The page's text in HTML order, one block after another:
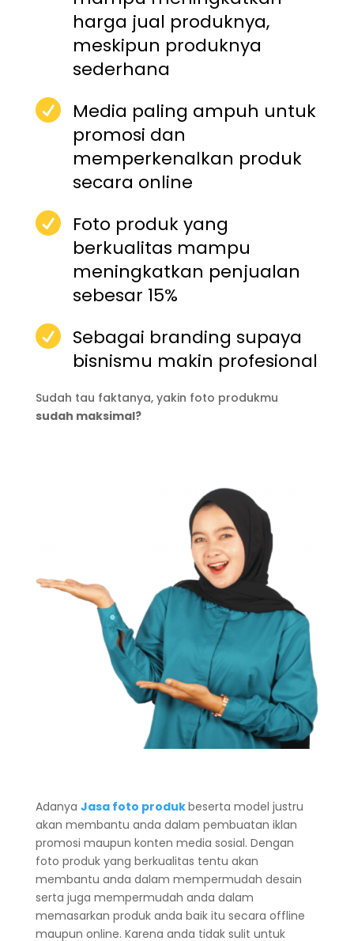
harga jual produknya,
meskipun produknya
sederhana
 Media paling ampuh untuk
promosi dan
memperkenalkan produk
secara online
 Foto produk yang
berkualitas mampu
meningkatkan penjualan
sebesar 15%
 Sebagai branding supaya
bisnismu makin profesional
Sudah tau faktanya, yakin foto produkmu
sudah maksimal?
Adanya Jasa foto produkbeserta model justru
akan membantu anda dalam pembuatan iklan
promosi maupun konten media sosial. Dengan
foto produk yang berkualitas tentu akan
membantu anda dalam mempermudah desain
serta juga mempermudah anda dalam
memasarkan produk anda baik itu secara offline
maupun online. Karena anda tidak sulit untuk